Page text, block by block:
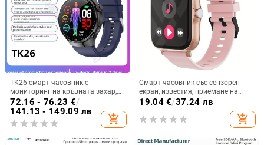
TK26 смарт часовник с
мониторинг на кръвната захар,
ЕКГ мониторинг, измерване на
сърдечния ритъм, кислород в
кръвта и крачкомер
72.16 - 76.23 €/
141.13 - 149.09 лв
add_shopping_cart
Смарт часовник със сензорен
екран, известия, приемане на
обаждания, мониторинг на съня,
19.04€/37.24 лв
add_shopping_cart